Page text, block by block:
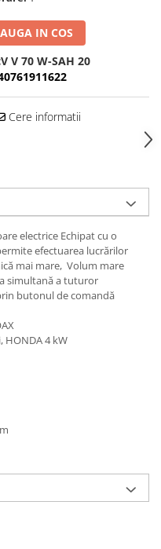
IN COS
V 70 W-SAH 20
Cere informatii
electrice Echipat cu o
efectuarea lucrărilor
mai mare, Volum mare
simultană a tuturor
butonul de comandă
4 kW